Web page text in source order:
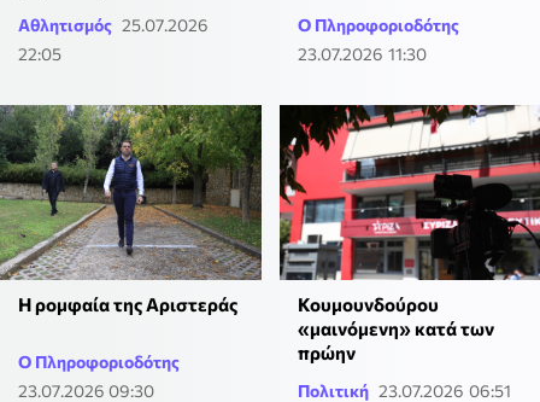
Αθλητισμός 25.07.2026
22:05
Ο Πληροφοριοδότης
23.07.2026 11:30
Η ρομφαία της Αριστεράς
Ο Πληροφοριοδότης
23.07.2026 09:30
Κουμουνδούρου
«μαινόμενη» κατά των
πρώην
Πολιτική 23.07.2026 06:51